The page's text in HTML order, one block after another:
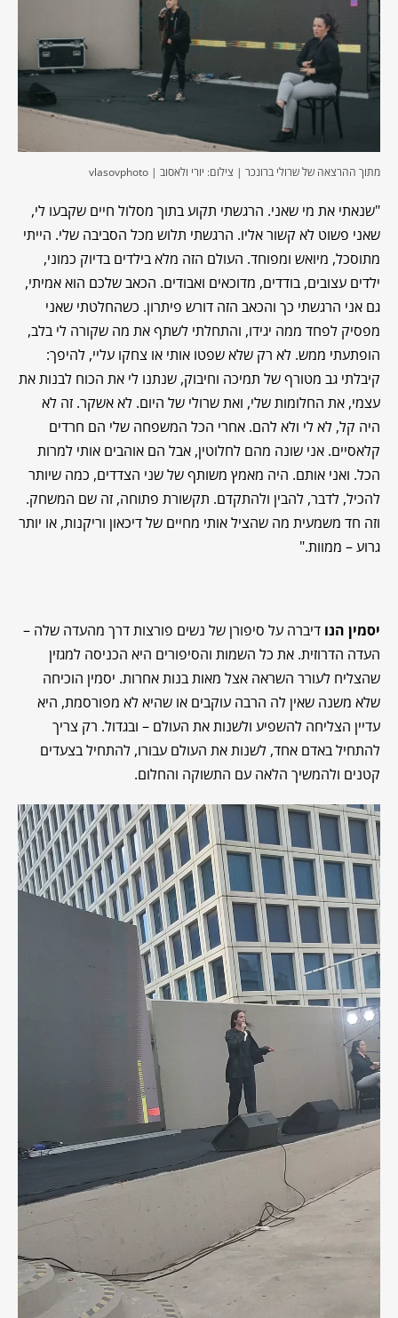
מתוך ההרצאה של שרולי ברונכר | צילום: יורי ולאסוב | vlasovphoto
"שנאתי את מי שאני. הרגשתי תקוע בתוך מסלול חיים שקבעו לי,
שאני פשוט לא קשור אליו. הרגשתי תלוש מכל הסביבה שלי. הייתי
מתוסכל, מיואש ומפוחד. העולם הזה מלא בילדים בדיוק כמוני,
ילדים עצובים, בודדים, מדוכאים ואבודים. הכאב שלכם הוא אמיתי,
גם אני הרגשתי כך והכאב הזה דורש פיתרון. כשהחלטתי שאני
מפסיק לפחד ממה יגידו, והתחלתי לשתף את מה שקורה לי בלב,
הופתעתי ממש. לא רק שלא שפטו אותי או צחקו עליי, להיפך:
קיבלתי גב מטורף של תמיכה וחיבוק, שנתנו לי את הכוח לבנות את
עצמי, את החלומות שלי, ואת שרולי של היום. לא אשקר. זה לא
היה קל, לא לי ולא להם. אחרי הכל המשפחה שלי הם חרדים
קלאסיים. אני שונה מהם לחלוטין, אבל הם אוהבים אותי למרות
הכל. ואני אותם. היה מאמץ משותף של שני הצדדים, כמה שיותר
להכיל, לדבר, להבין ולהתקדם. תקשורת פתוחה, זה שם המשחק.
וזה חד משמעית מה שהציל אותי מחיים של דיכאון וריקנות, או יותר
גרוע – ממוות."
יסמין הנו דיברה על סיפורן של נשים פורצות דרך מהעדה שלה –
העדה הדרוזית. את כל השמות והסיפורים היא הכניסה למגזין
שהצליח לעורר השראה אצל מאות בנות אחרות. יסמין הוכיחה
שלא משנה שאין לה הרבה עוקבים או שהיא לא מפורסמת, היא
עדיין הצליחה להשפיע ולשנות את העולם – ובגדול. רק צריך
להתחיל באדם אחד, לשנות את העולם עבורו, להתחיל בצעדים
קטנים ולהמשיך הלאה עם התשוקה והחלום.